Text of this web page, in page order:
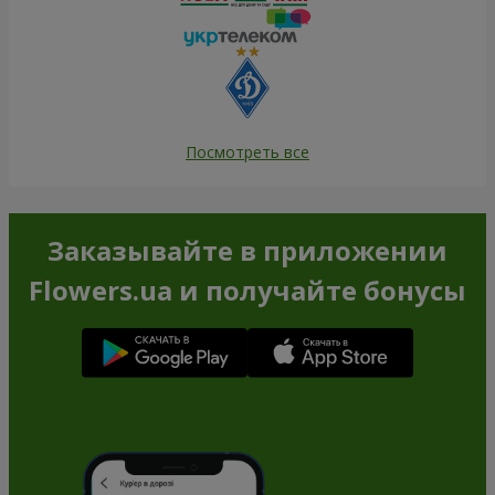
Посмотреть все
Заказывайте в приложении
Flowers.ua и получайте бонусы